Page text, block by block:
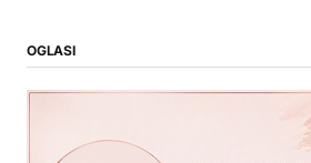
OGLASI